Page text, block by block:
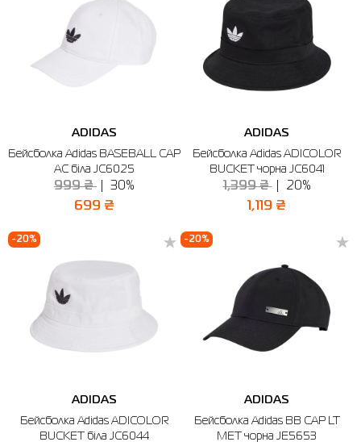
ADIDAS
Бейсболка Adidas BASEBALL CAP
AC біла JC6025
999 ₴ 30%
699 ₴
ADIDAS
Бейсболка Adidas ADICOLOR
BUCKET чорна JC6041
1,399 ₴ 20%
1,119 ₴
-20%
ADIDAS
Бейсболка Adidas ADICOLOR
BUCKET біла JC6044
-20%
ADIDAS
Бейсболка Adidas BB CAP LT
MET чорна JE5653